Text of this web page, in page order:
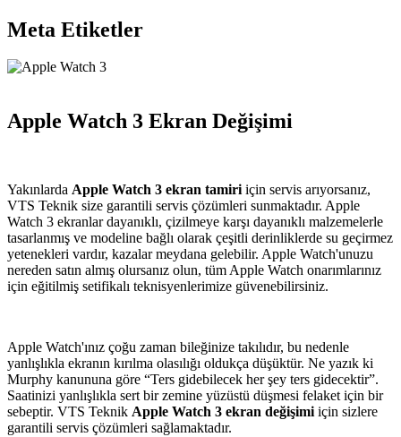
Meta Etiketler
Apple Watch 3 Ekran Değişimi
Yakınlarda Apple Watch 3 ekran tamiri için servis arıyorsanız,
VTS Teknik size garantili servis çözümleri sunmaktadır. Apple
Watch 3 ekranlar dayanıklı, çizilmeye karşı dayanıklı malzemelerle
tasarlanmış ve modeline bağlı olarak çeşitli derinliklerde su geçirmez
yetenekleri vardır, kazalar meydana gelebilir. Apple Watch'unuzu
nereden satın almış olursanız olun, tüm Apple Watch onarımlarınız
için eğitilmiş setifikalı teknisyenlerimize güvenebilirsiniz.
Apple Watch'ınız çoğu zaman bileğinize takılıdır, bu nedenle
yanlışlıkla ekranın kırılma olasılığı oldukça düşüktür. Ne yazık ki
Murphy kanununa göre “Ters gidebilecek her şey ters gidecektir”.
Saatinizi yanlışlıkla sert bir zemine yüzüstü düşmesi felaket için bir
sebeptir. VTS Teknik Apple Watch 3 ekran değişimi için sizlere
garantili servis çözümleri sağlamaktadır.